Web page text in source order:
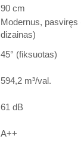
90 cm
Modernus,
dizainas)
45° (fiksuotas)
594,2 m³/val.
61 dB
A++